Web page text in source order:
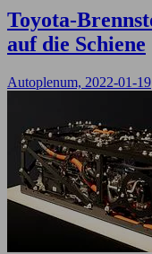
Toyota-
auf die Schiene
Autoplenum, 2022-01-19